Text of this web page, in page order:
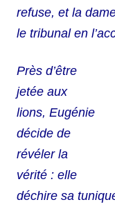
refuse, et la
le tribunal en
Près d’être
jetée aux
lions, Eugénie
décide de
révéler la
vérité : elle
déchire sa